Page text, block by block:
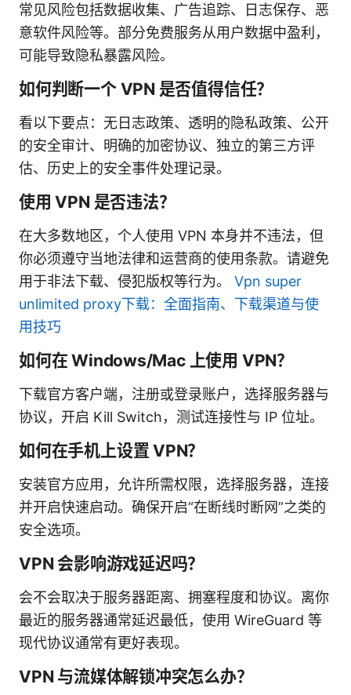
常见风险包括数据收集、广告追踪、日志保存、恶
意软件风险等。部分免费服务从用户数据中盈利，
可能导致隐私暴露风险。
如何判断一个 VPN 是否值得信任？
看以下要点：无日志政策、透明的隐私政策、公开
的安全审计、明确的加密协议、独立的第三方评
估、历史上的安全事件处理记录。
使用 VPN 是否违法？
在大多数地区，个人使用 VPN 本身并不违法，但
你必须遵守当地法律和运营商的使用条款。请避免
用于非法下载、侵犯版权等行为。 Vpn super
unlimited proxy下载：全面指南、下载渠道与使
用技巧
如何在 Windows/Mac 上使用 VPN？
下载官方客户端，注册或登录账户，选择服务器与
协议，开启 Kill Switch，测试连接性与 IP 位址。
如何在手机上设置 VPN？
安装官方应用，允许所需权限，选择服务器，连接
并开启快速启动。确保开启“在断线时断网”之类的
安全选项。
VPN 会影响游戏延迟吗？
会不会取决于服务器距离、拥塞程度和协议。离你
最近的服务器通常延迟最低，使用 WireGuard 等
现代协议通常有更好表现。
VPN 与流媒体解锁冲突怎么办？